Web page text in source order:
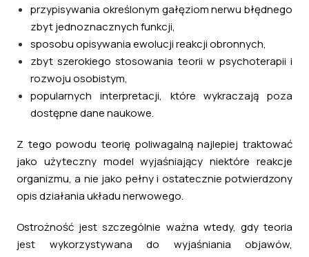
przypisywania określonym gałęziom nerwu błędnego
zbyt jednoznacznych funkcji,
sposobu opisywania ewolucji reakcji obronnych,
zbyt szerokiego stosowania teorii w psychoterapii i
rozwoju osobistym,
popularnych interpretacji, które wykraczają poza
dostępne dane naukowe.
Z tego powodu teorię poliwagalną najlepiej traktować
jako użyteczny model wyjaśniający niektóre reakcje
organizmu, a nie jako pełny i ostatecznie potwierdzony
opis działania układu nerwowego.
Ostrożność jest szczególnie ważna wtedy, gdy teoria
jest wykorzystywana do wyjaśniania objawów,